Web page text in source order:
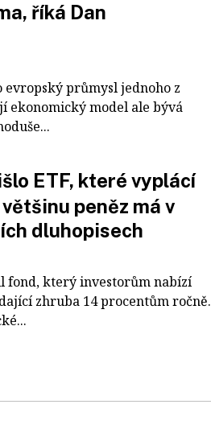
říká Dan
evropský průmysl jednoho z
ekonomický model ale bývá
ETF, které vyplácí
peněz má v
dluhopisech
fond, který investorům nabízí
zhruba 14 procentům ročně.